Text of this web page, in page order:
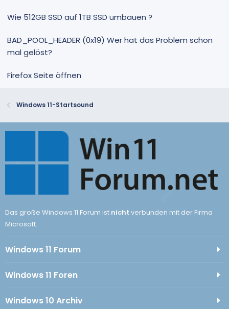
Wie 512GB SSD auf 1TB SSD umbauen ?
BAD_POOL_HEADER (0x19) Wer hat das Problem schon
mal gelöst?
Firefox Seite öffnen
Windows 11-Startsound
Das große Windows 11 Forum ist nicht verbunden mit der Firma
Microsoft.
Windows 11 Forum
Windows 11 Foren
Windows 10 Archiv